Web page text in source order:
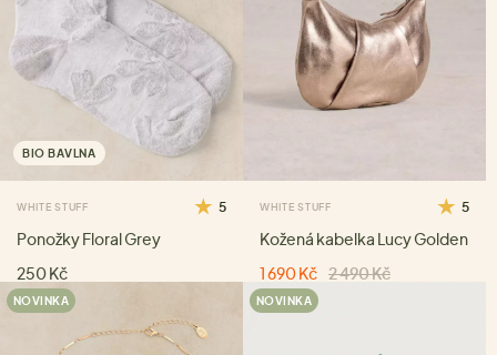
BIO BAVLNA
WHITE STUFF 5
Ponožky Floral Grey
250 Kč
WHITE STUFF 5
Kožená kabelka Lucy Golden
1 690 Kč 2 490 Kč
NOVINKA NOVINKA